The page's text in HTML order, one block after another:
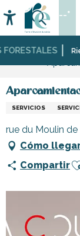
au
contenu
principal
Buscar
--°
Página
SERVICIOS
rue du Moulin
Cómo
Compartir